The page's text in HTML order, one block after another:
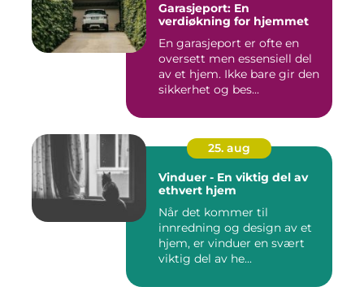
Garasjeport: En
verdiøkning for hjemmet
En garasjeport er ofte en
oversett men essensiell del
av et hjem. Ikke bare gir den
sikkerhet og bes...
25. aug
Vinduer - En viktig del av
ethvert hjem
Når det kommer til
innredning og design av et
hjem, er vinduer en svært
viktig del av he...